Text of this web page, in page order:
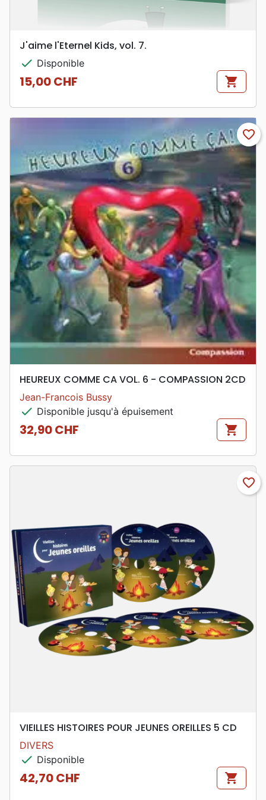
J'aime l'Eternel Kids, vol. 7.
check Disponible
Prix
15,00 CHF shopping_cart
favorite_border
HEUREUX COMME CA VOL. 6 - COMPASSION 2CD
Jean-Francois Bussy
check Disponible jusqu'à épuisement
Prix
32,90 CHF shopping_cart
favorite_border
VIEILLES HISTOIRES POUR JEUNES OREILLES 5 CD
DIVERS
check Disponible
Prix
42,70 CHF shopping_cart